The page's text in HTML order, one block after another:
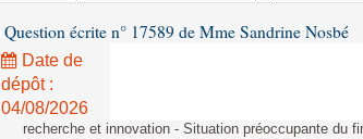
Question écrite n° 17589 de Mme Sandrine Nosbé
Date de
dépôt :
04/08/2026
recherche et innovation - Situation préoccupante du